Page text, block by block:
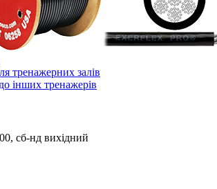
тренажерних залів
інших тренажерів
сб-нд вихідний